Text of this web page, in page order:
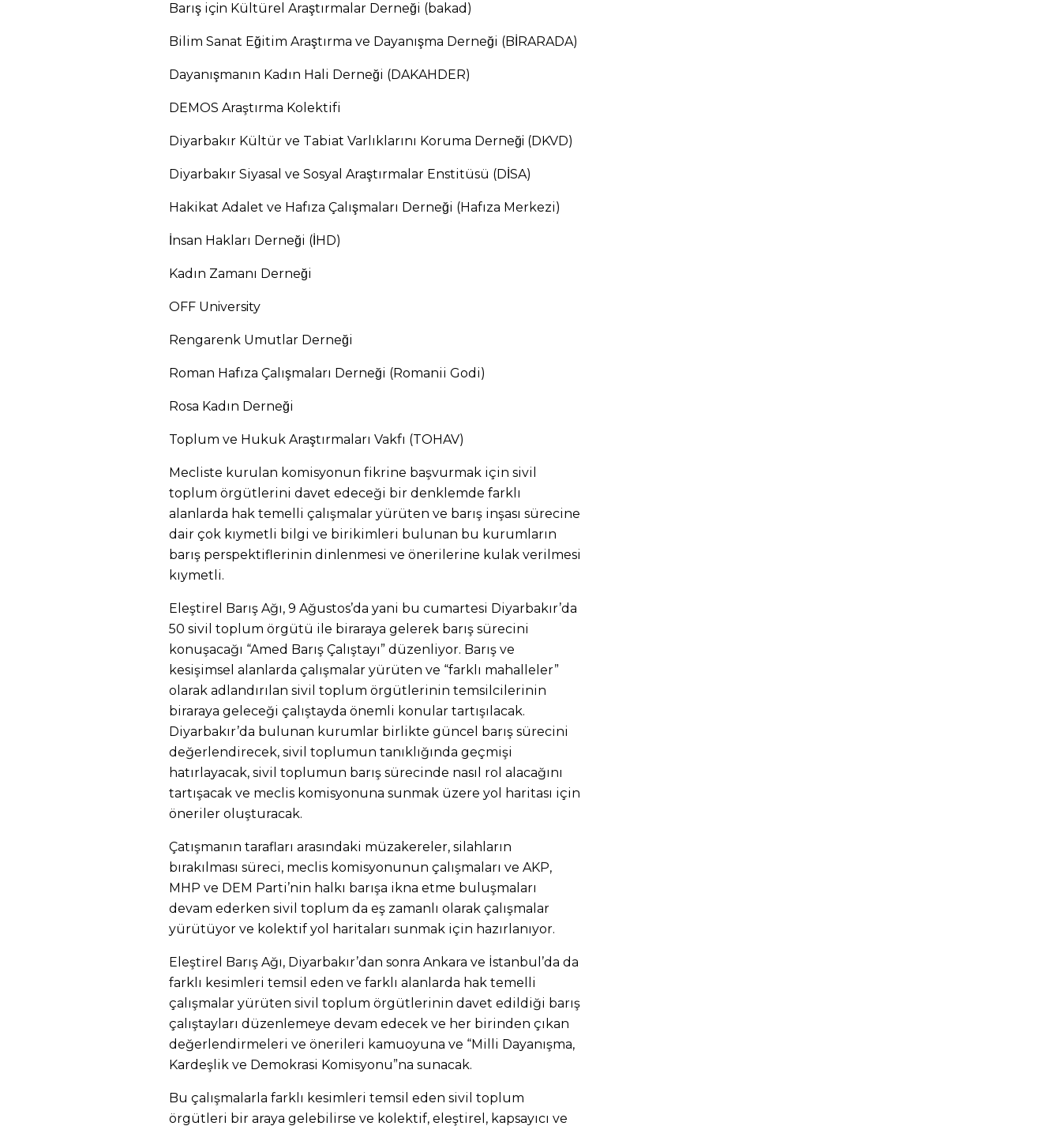
Barış için Kültürel Araştırmalar Derneği (bakad)
Bilim Sanat Eğitim Araştırma ve Dayanışma Derneği (BİRARADA)
Dayanışmanın Kadın Hali Derneği (DAKAHDER)
DEMOS Araştırma Kolektifi
Diyarbakır Kültür ve Tabiat Varlıklarını Koruma Derneği (DKVD)
Diyarbakır Siyasal ve Sosyal Araştırmalar Enstitüsü (DİSA)
Hakikat Adalet ve Hafıza Çalışmaları Derneği (Hafıza Merkezi)
İnsan Hakları Derneği (İHD)
Kadın Zamanı Derneği
OFF University
Rengarenk Umutlar Derneği
Roman Hafıza Çalışmaları Derneği (Romanii Godi)
Rosa Kadın Derneği
Toplum ve Hukuk Araştırmaları Vakfı (TOHAV)
Mecliste kurulan komisyonun fikrine başvurmak için sivil
toplum örgütlerini davet edeceği bir denklemde farklı
alanlarda hak temelli çalışmalar yürüten ve barış inşası sürecine
dair çok kıymetli bilgi ve birikimleri bulunan bu kurumların
barış perspektiflerinin dinlenmesi ve önerilerine kulak verilmesi
kıymetli.
Eleştirel Barış Ağı, 9 Ağustos’da yani bu cumartesi Diyarbakır’da
50 sivil toplum örgütü ile biraraya gelerek barış sürecini
konuşacağı “Amed Barış Çalıştayı” düzenliyor. Barış ve
kesişimsel alanlarda çalışmalar yürüten ve “farklı mahalleler”
olarak adlandırılan sivil toplum örgütlerinin temsilcilerinin
biraraya geleceği çalıştayda önemli konular tartışılacak.
Diyarbakır’da bulunan kurumlar birlikte güncel barış sürecini
değerlendirecek, sivil toplumun tanıklığında geçmişi
hatırlayacak, sivil toplumun barış sürecinde nasıl rol alacağını
tartışacak ve meclis komisyonuna sunmak üzere yol haritası için
öneriler oluşturacak.
Çatışmanın tarafları arasındaki müzakereler, silahların
bırakılması süreci, meclis komisyonunun çalışmaları ve AKP,
MHP ve DEM Parti’nin halkı barışa ikna etme buluşmaları
devam ederken sivil toplum da eş zamanlı olarak çalışmalar
yürütüyor ve kolektif yol haritaları sunmak için hazırlanıyor.
Eleştirel Barış Ağı, Diyarbakır’dan sonra Ankara ve İstanbul’da da
farklı kesimleri temsil eden ve farklı alanlarda hak temelli
çalışmalar yürüten sivil toplum örgütlerinin davet edildiği barış
çalıştayları düzenlemeye devam edecek ve her birinden çıkan
değerlendirmeleri ve önerileri kamuoyuna ve “Milli Dayanışma,
Kardeşlik ve Demokrasi Komisyonu”na sunacak.
Bu çalışmalarla farklı kesimleri temsil eden sivil toplum
örgütleri bir araya gelebilirse ve kolektif, eleştirel, kapsayıcı ve